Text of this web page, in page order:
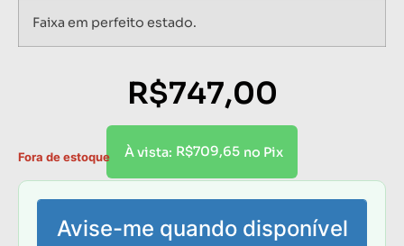
Faixa em perfeito estado.
R$747,00
À vista: R$709,65 no Pix
Fora de estoque
Avise-me quando disponível